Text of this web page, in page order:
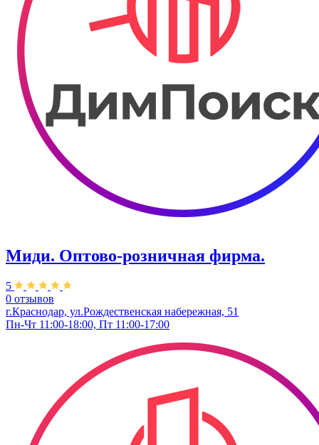
Миди. ​Оптово-розничная фирма.
5
0 отзывов
г.Краснодар, ул.Рождественская набережная, 51
Пн-Чт 11:00-18:00, Пт 11:00-17:00